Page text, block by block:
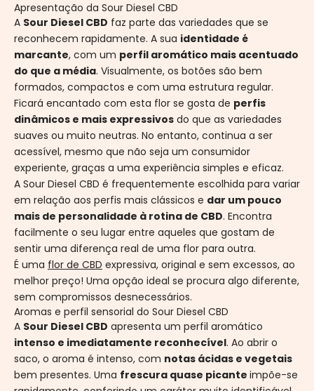
Apresentação da Sour Diesel CBD
A Sour Diesel CBD faz parte das variedades que se
reconhecem rapidamente. A sua identidade é
marcante, com um perfil aromático mais acentuado
do que a média. Visualmente, os botões são bem
formados, compactos e com uma estrutura regular.
Ficará encantado com esta flor se gosta de perfis
dinâmicos e mais expressivos do que as variedades
suaves ou muito neutras. No entanto, continua a ser
acessível, mesmo que não seja um consumidor
experiente, graças a uma experiência simples e eficaz.
A Sour Diesel CBD é frequentemente escolhida para variar
em relação aos perfis mais clássicos e dar um pouco
mais de personalidade à rotina de CBD. Encontra
facilmente o seu lugar entre aqueles que gostam de
sentir uma diferença real de uma flor para outra.
É uma flor de CBD expressiva, original e sem excessos, ao
melhor preço! Uma opção ideal se procura algo diferente,
sem compromissos desnecessários.
Aromas e perfil sensorial do Sour Diesel CBD
A Sour Diesel CBD apresenta um perfil aromático
intenso e imediatamente reconhecível. Ao abrir o
saco, o aroma é intenso, com notas ácidas e vegetais
bem presentes. Uma frescura quase picante impõe-se